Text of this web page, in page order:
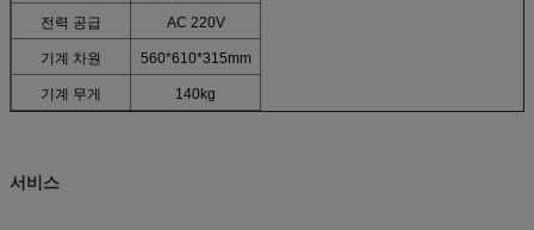
전력 공급 AC 220V
기계 차원 560*610*315mm
기계 무게 140kg
서비스